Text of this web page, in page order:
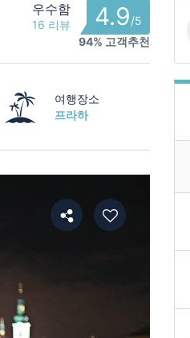
우수함
16 리뷰 4.9/5
94% 고객추천
여행장소
프라하